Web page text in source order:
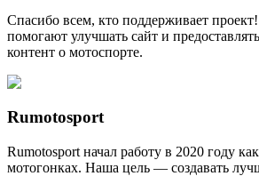
Спасибо всем, кто поддерживает
помогают улучшать сайт и
контент о мотоспорте.
Rumotosport
Rumotosport начал работу в 2020 году
мотогонках. Наша цель — создавать